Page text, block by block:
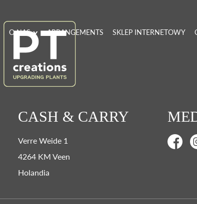
O NAS ARRANGEMENTS SKLEP INTERNETOWY
CASH & CARRY
Verre Weide 1
4264 KM Veen
Holandia